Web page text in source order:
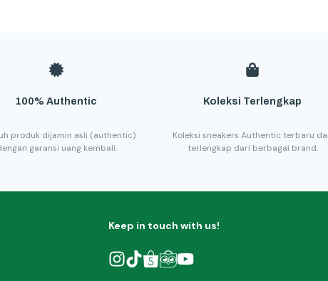
100% Authentic
produk dijamin asli (authentic)
garansi uang kembali.
Koleksi Terlengkap
Koleksi sneakers Authentic terbaru
terlengkap dari berbagai brand.
Keep in touch with us!